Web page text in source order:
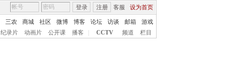
客服 设为首页
登录 注册
三农 商城 社区 微博 博客 论坛 访谈 邮箱
游戏
纪录片 动画片 公开课 播客 CCTV 频道 栏目